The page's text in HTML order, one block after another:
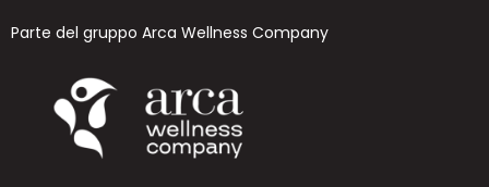
Parte del gruppo Arca Wellness Company